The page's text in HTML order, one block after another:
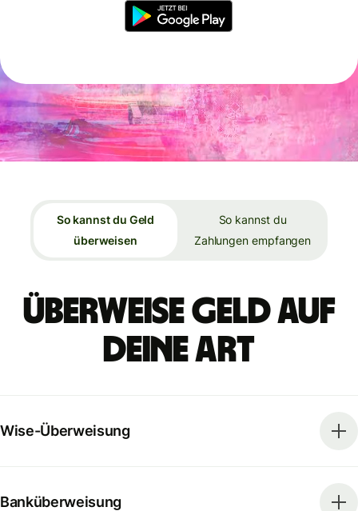
So kannst du Geld
überweisen
So kannst du
Zahlungen empfangen
Überweise Geld auf
deine Art
Wise-Überweisung
Banküberweisung